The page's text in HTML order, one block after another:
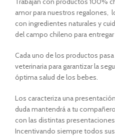
amor para nuestros regalones,
con ingredientes naturales y
del campo chileno para entregar
Cada uno de los productos
veterinaria para garantizar la
óptima salud de los bebes.
Los caracteriza una
duda mantendrá a tu
con las distintas
Incentivando siempre todos